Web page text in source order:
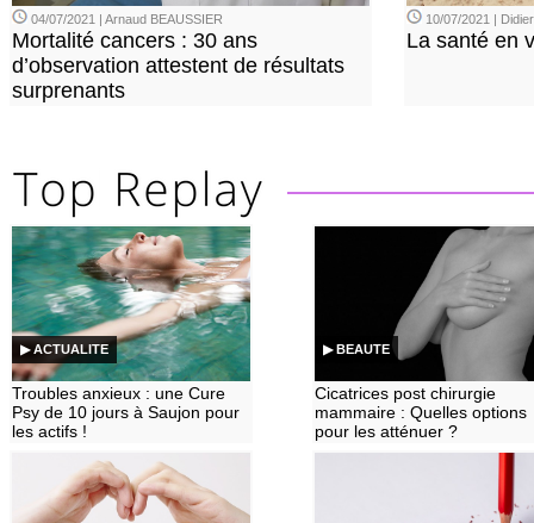
04/07/2021 | Arnaud BEAUSSIER
Mortalité cancers : 30 ans
d’observation attestent de résultats
surprenants
10/07/2021 |
La santé en
▶ ACTUALITE
Troubles anxieux : une Cure
Psy de 10 jours à Saujon pour
les actifs !
▶ BEAUTE
Cicatrices post chirurgie
mammaire : Quelles options
pour les atténuer ?